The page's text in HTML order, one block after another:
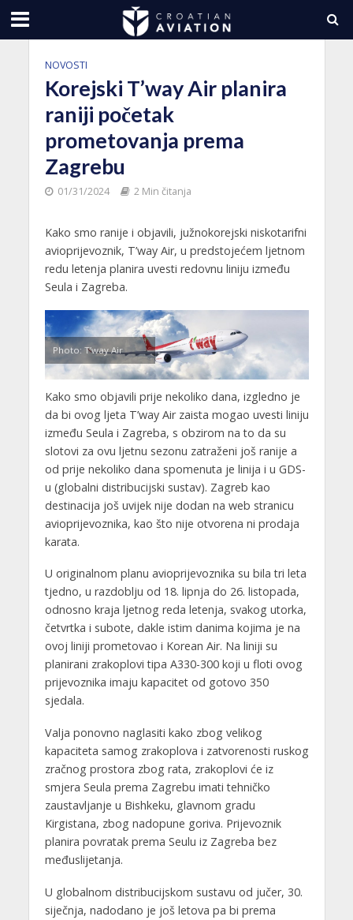
NOVOSTI
Korejski T’way Air planira
raniji početak
prometovanja prema
Zagrebu
01/31/2024 2 Min čitanja
Kako smo ranije i objavili, južnokorejski niskotarifni
avioprijevoznik, T’way Air, u predstojećem ljetnom
redu letenja planira uvesti redovnu liniju između
Seula i Zagreba.
Photo: T’way Air
Kako smo objavili prije nekoliko dana, izgledno je
da bi ovog ljeta T’way Air zaista mogao uvesti liniju
između Seula i Zagreba, s obzirom na to da su
slotovi za ovu ljetnu sezonu zatraženi još ranije a
od prije nekoliko dana spomenuta je linija i u GDS-
u (globalni distribucijski sustav). Zagreb kao
destinacija još uvijek nije dodan na web stranicu
avioprijevoznika, kao što nije otvorena ni prodaja
karata.
U originalnom planu avioprijevoznika su bila tri leta
tjedno, u razdoblju od 18. lipnja do 26. listopada,
odnosno kraja ljetnog reda letenja, svakog utorka,
četvrtka i subote, dakle istim danima kojima je na
ovoj liniji prometovao i Korean Air. Na liniji su
planirani zrakoplovi tipa A330-300 koji u floti ovog
prijevoznika imaju kapacitet od gotovo 350
sjedala.
Valja ponovno naglasiti kako zbog velikog
kapaciteta samog zrakoplova i zatvorenosti ruskog
zračnog prostora zbog rata, zrakoplovi će iz
smjera Seula prema Zagrebu imati tehničko
zaustavljanje u Bishkeku, glavnom gradu
Kirgistana, zbog nadopune goriva. Prijevoznik
planira povratak prema Seulu iz Zagreba bez
međuslijetanja.
U globalnom distribucijskom sustavu od jučer, 30.
siječnja, nadodano je još letova pa bi prema